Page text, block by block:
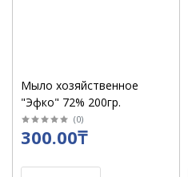
Мыло хозяйственное
"Эфко" 72% 200гр.
(0)
300.00₸